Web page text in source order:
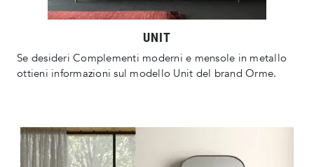
UNIT
Se desideri Complementi moderni e mensole in metallo
ottieni informazioni sul modello Unit del brand Orme.